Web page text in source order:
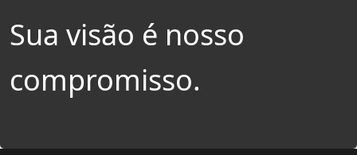
Sua visão é nosso
compromisso.